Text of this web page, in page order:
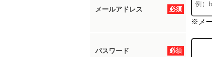
必須
メールアドレス
※メ
必須
パスワード